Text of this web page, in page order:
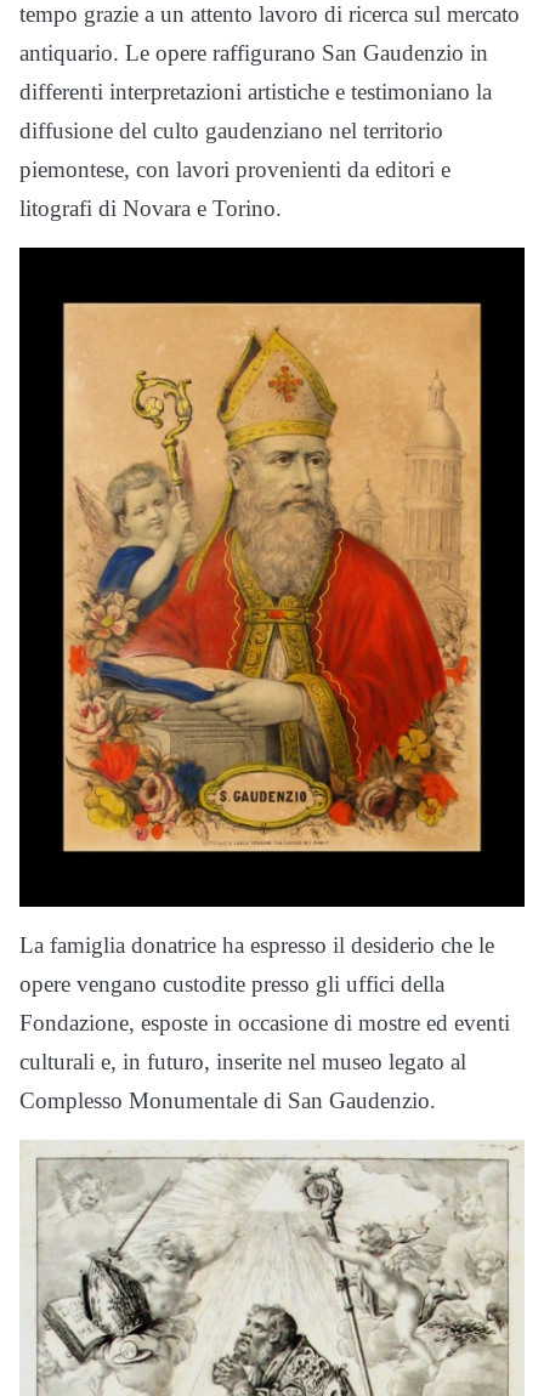
tempo grazie a un attento lavoro di ricerca sul mercato
antiquario. Le opere raffigurano San Gaudenzio in
differenti interpretazioni artistiche e testimoniano la
diffusione del culto gaudenziano nel territorio
piemontese, con lavori provenienti da editori e
litografi di Novara e Torino.
La famiglia donatrice ha espresso il desiderio che le
opere vengano custodite presso gli uffici della
Fondazione, esposte in occasione di mostre ed eventi
culturali e, in futuro, inserite nel museo legato al
Complesso Monumentale di San Gaudenzio.